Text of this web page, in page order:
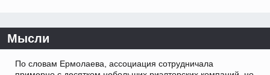
Мысли
По словам Ермолаева, ассоциация сотрудничала